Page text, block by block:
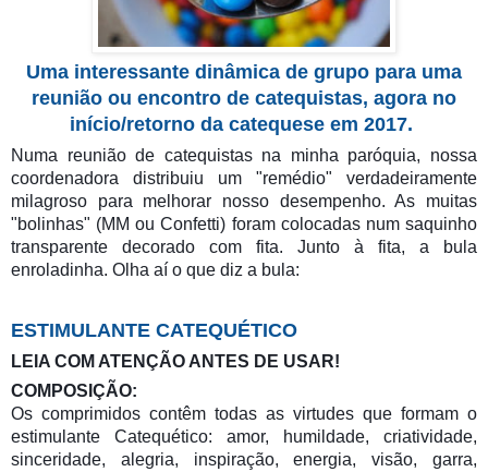
Uma interessante dinâmica de grupo para uma
reunião ou encontro de catequistas, agora no
início/retorno da catequese em 2017.
Numa reunião de catequistas na minha paróquia, nossa
coordenadora distribuiu um "remédio" verdadeiramente
milagroso para melhorar nosso desempenho. As muitas
"bolinhas" (MM ou Confetti) foram colocadas num saquinho
transparente decorado com fita. Junto à fita, a bula
enroladinha. Olha aí o que diz a bula:
ESTIMULANTE CATEQUÉTICO
LEIA COM ATENÇÃO ANTES DE USAR!
COMPOSIÇÃO:
Os comprimidos contêm todas as virtudes que formam o
estimulante Catequético: amor, humildade, criatividade,
sinceridade, alegria, inspiração, energia, visão, garra,